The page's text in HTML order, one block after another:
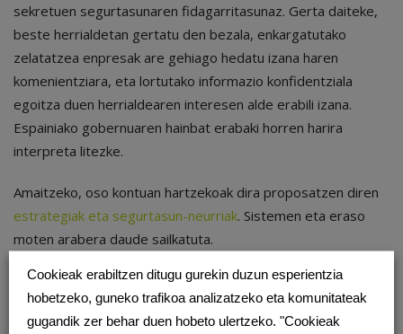
sekretuen segurtasunaren fidagarritasunaz. Gerta daiteke,
beste herrialdetan gertatu den bezala, enkargatutako
zelatatzea enpresak are gehiago hedatu izana haren
komenientziara, eta lortutako informazio konfidentziala
egoitza duen herrialdearen interesen alde erabili izana.
Espainiako gobernuaren hainbat erabaki horren harira
interpreta litezke.
Amaitzeko, oso kontuan hartzekoak dira proposatzen diren
estrategiak eta segurtasun-neurriak. Sistemen eta eraso
moten arabera daude sailkatuta.
Cookieak erabiltzen ditugu gurekin duzun esperientzia
hobetzeko, guneko trafikoa analizatzeko eta komunitateak
gugandik zer behar duen hobeto ulertzeko. "Cookieak